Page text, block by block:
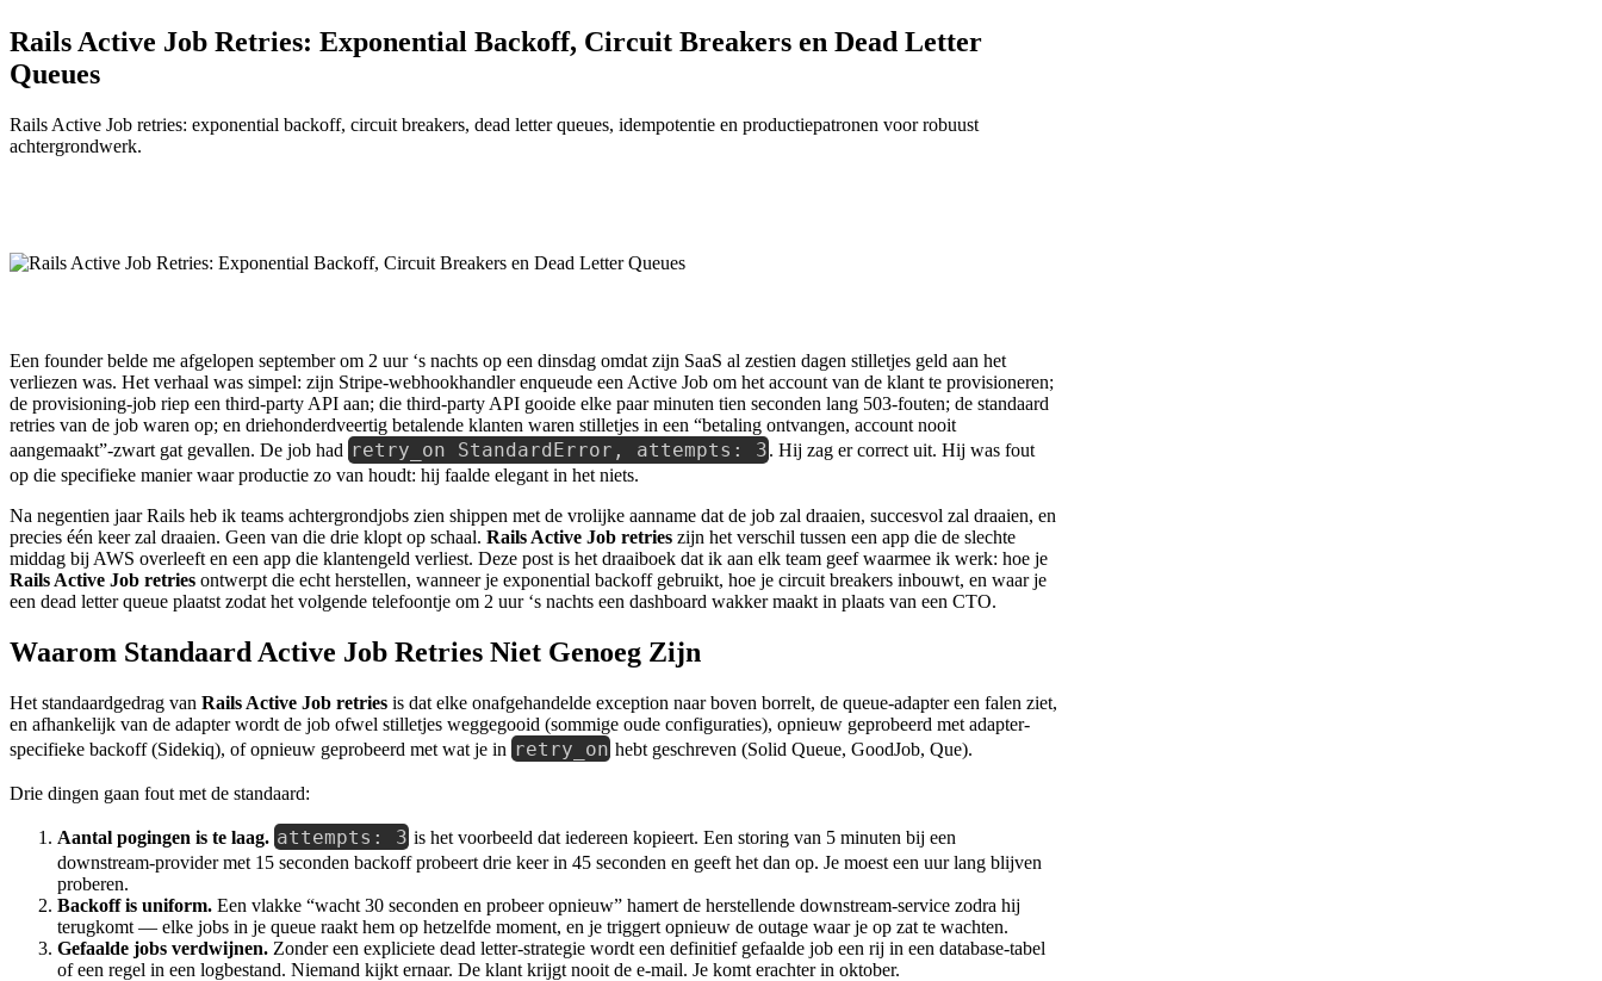
Rails Active Job Retries: Exponential Backoff, Circuit Breakers en Dead Letter
Queues
Rails Active Job retries: exponential backoff, circuit breakers, dead letter queues, idempotentie en productiepatronen voor robuust
achtergrondwerk.
Een founder belde me afgelopen september om 2 uur ‘s nachts op een dinsdag omdat zijn SaaS al zestien dagen stilletjes geld aan het
verliezen was. Het verhaal was simpel: zijn Stripe-webhookhandler enqueude een Active Job om het account van de klant te provisioneren;
de provisioning-job riep een third-party API aan; die third-party API gooide elke paar minuten tien seconden lang 503-fouten; de standaard
retries van de job waren op; en driehonderdveertig betalende klanten waren stilletjes in een “betaling ontvangen, account nooit
aangemaakt”-zwart gat gevallen. De job had retry_on StandardError, attempts: 3. Hij zag er correct uit. Hij was fout
op die specifieke manier waar productie zo van houdt: hij faalde elegant in het niets.
Na negentien jaar Rails heb ik teams achtergrondjobs zien shippen met de vrolijke aanname dat de job zal draaien, succesvol zal draaien, en
precies één keer zal draaien. Geen van die drie klopt op schaal. Rails Active Job retries zijn het verschil tussen een app die de slechte
middag bij AWS overleeft en een app die klantengeld verliest. Deze post is het draaiboek dat ik aan elk team geef waarmee ik werk: hoe je
Rails Active Job retries ontwerpt die echt herstellen, wanneer je exponential backoff gebruikt, hoe je circuit breakers inbouwt, en waar je
een dead letter queue plaatst zodat het volgende telefoontje om 2 uur ‘s nachts een dashboard wakker maakt in plaats van een CTO.
Waarom Standaard Active Job Retries Niet Genoeg Zijn
Het standaardgedrag van Rails Active Job retries is dat elke onafgehandelde exception naar boven borrelt, de queue-adapter een falen ziet,
en afhankelijk van de adapter wordt de job ofwel stilletjes weggegooid (sommige oude configuraties), opnieuw geprobeerd met adapter-
specifieke backoff (Sidekiq), of opnieuw geprobeerd met wat je in retry_on hebt geschreven (Solid Queue, GoodJob, Que).
Drie dingen gaan fout met de standaard:
Aantal pogingen is te laag. attempts: 3 is het voorbeeld dat iedereen kopieert. Een storing van 5 minuten bij een
downstream-provider met 15 seconden backoff probeert drie keer in 45 seconden en geeft het dan op. Je moest een uur lang blijven
proberen.
Backoff is uniform. Een vlakke “wacht 30 seconden en probeer opnieuw” hamert de herstellende downstream-service zodra hij
terugkomt — elke jobs in je queue raakt hem op hetzelfde moment, en je triggert opnieuw de outage waar je op zat te wachten.
Gefaalde jobs verdwijnen. Zonder een expliciete dead letter-strategie wordt een definitief gefaalde job een rij in een database-tabel
of een regel in een logbestand. Niemand kijkt ernaar. De klant krijgt nooit de e-mail. Je komt erachter in oktober.